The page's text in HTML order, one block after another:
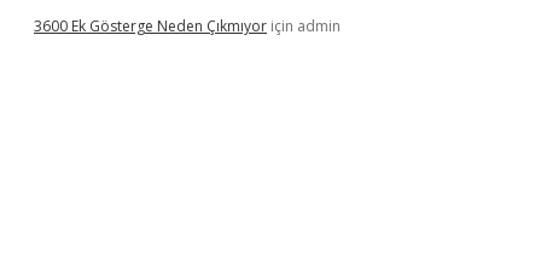
3600 Ek Gösterge Neden Çıkmıyor için admin